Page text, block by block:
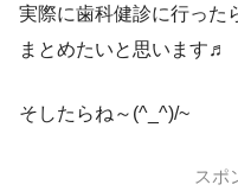
実際に歯科健診に行った
まとめたいと思います♬
そしたらね～(^_^)/~
スポ